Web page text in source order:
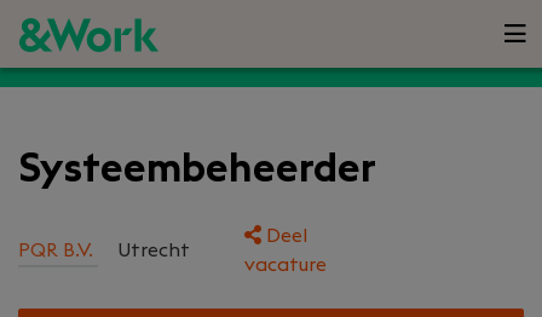
Systeembeheerder
PQR B.V. Utrecht
Deel
vacature